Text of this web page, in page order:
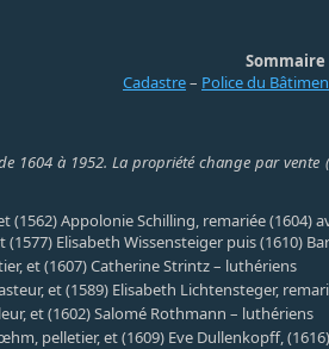
Sommaire
Cadastre– Police du
1604 à 1952. La propriété change par
(1562) Appolonie Schilling, remariée (1604)
(1577) Elisabeth Wissensteiger puis (1610)
et (1607) Catherine Strintz – luthériens
et (1589) Elisabeth Lichtensteger,
et (1602) Salomé Rothmann – luthériens
pelletier, et (1609) Eve Dullenkopff,